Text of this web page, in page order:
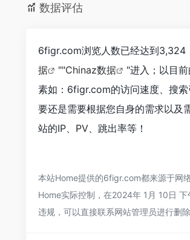
数据评估
6figr.com浏览人数已经达到3,324
据
""Chinaz数据
"进入；以目
素如：6figr.com的访问速度、搜
要还是需要根据您自身的需求以
站的IP、PV、跳出率等！
本站Home提供的6figr.com都来源于网
Home实际控制，在2024年 1月 10日
违规，可以直接联系网站管理员进行删